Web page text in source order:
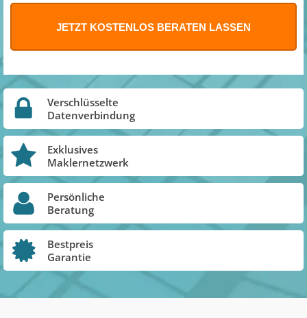
Verschlüsselte
Datenverbindung
Exklusives
Maklernetzwerk
Persönliche
Beratung
Bestpreis
Garantie